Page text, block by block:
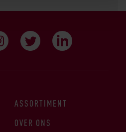
ASSORTIMENT
OVER ONS